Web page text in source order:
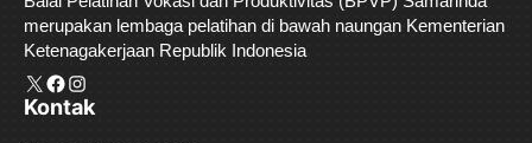
merupakan lembaga pelatihan di bawah naungan Kementerian
Ketenagakerjaan Republik Indonesia
X Facebook
Instagram
Kontak